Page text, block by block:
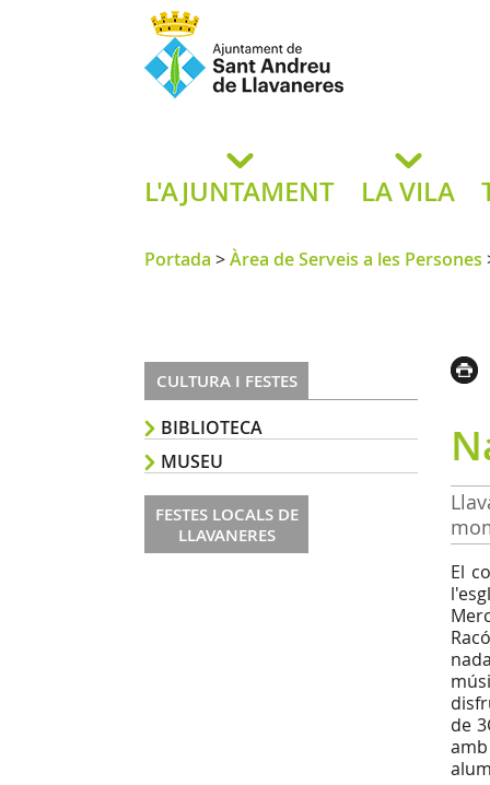
de
L'AJUNTAMENT LA VILA
Portada >Àrea de Serveis a les Persones
CULTURA I FESTES
BIBLIOTECA
MUSEU
FESTES LOCALS DE
LLAVANERES
El
de